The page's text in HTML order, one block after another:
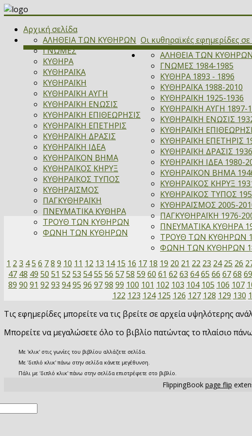
Αρχική σελίδα
Οι κυθηραϊκές εφημερίδες
ΑΛΗΘΕΙΑ ΤΩΝ ΚΥΘΗΡΩΝ
ΓΝΩΜΕΣ
ΚΥΘΗΡΑ
ΚΥΘΗΡΑΪΚΑ
ΚΥΘΗΡΑΪΚΗ
ΚΥΘΗΡΑΪΚΗ ΑΥΓΗ
ΚΥΘΗΡΑΪΚΗ ΕΝΩΣΙΣ
ΚΥΘΗΡΑΪΚΗ ΕΠΙΘΕΩΡΗΣΙΣ
ΚΥΘΗΡΑΪΚΗ ΕΠΕΤΗΡΙΣ
ΚΥΘΗΡΑΪΚΗ ΔΡΑΣΙΣ
ΚΥΘΗΡΑΪΚΗ ΙΔΕΑ
ΚΥΘΗΡΑΪΚΟΝ ΒΗΜΑ
ΚΥΘΗΡΑΪΚΟΣ ΚΗΡΥΞ
ΚΥΘΗΡΑΪΚΟΣ ΤΥΠΟΣ
ΚΥΘΗΡΑΪΣΜΟΣ
ΠΑΓΚΥΘΗΡΑΪΚΗ
ΠΝΕΥΜΑΤΙΚΑ ΚΥΘΗΡΑ
ΤΡΟΥΘ ΤΩΝ ΚΥΘΗΡΩΝ
ΦΩΝΗ ΤΩΝ ΚΥΘΗΡΩΝ
ΑΛΗΘΕΙΑ ΤΩΝ ΚΥΘΗΡΩΝ
ΓΝΩΜΕΣ 1984-1985
ΚΥΘΗΡΑ 1893 - 1896
ΚΥΘΗΡΑΪΚΑ 1988-2010
ΚΥΘΗΡΑΪΚΗ 1925-1936
ΚΥΘΗΡΑΪΚΗ ΑΥΓΗ 1897-
ΚΥΘΗΡΑΪΚΗ ΕΝΩΣΙΣ
ΚΥΘΗΡΑΪΚΗ
ΚΥΘΗΡΑΪΚΗ ΕΠΕΤΗΡΙΣ
ΚΥΘΗΡΑΪΚΗ ΔΡΑΣΙΣ
ΚΥΘΗΡΑΪΚΗ ΙΔΕΑ 1980-
ΚΥΘΗΡΑΪΚΟΝ ΒΗΜΑ
ΚΥΘΗΡΑΪΚΟΣ ΚΗΡΥΞ
ΚΥΘΗΡΑΪΚΟΣ ΤΥΠΟΣ
ΚΥΘΗΡΑΪΣΜΟΣ 2005-
ΠΑΓΚΥΘΗΡΑΪΚΗ 1976-
ΠΝΕΥΜΑΤΙΚΑ ΚΥΘΗΡΑ
ΤΡΟΥΘ ΤΩΝ ΚΥΘΗΡΩΝ
ΦΩΝΗ ΤΩΝ ΚΥΘΗΡΩΝ
1 2 3 45 6 78 9 10 11 12 13 14 15 16 17 18 19 20 21 22 23 24 25 26
47 48 49 50 51 52 53 5455 56 5758 59 60 61 62 63 6465 66 6768 69
89 90 91 92 93 9495 96 9798 99 100 101 102 103 104 105 106 107
122 123 124 125 126 127 128 129 130
Τις εφημερίδες μπορείτε να τις βρείτε σε αρχεία υψηλότερης
Μπορείτε να μεγαλώσετε όλο το βιβλίο πατώντας το πλαίσιο
Με 'κλικ' στις γωνίες του βιβλίου αλλάζετε σελίδα.
Με 'διπλό κλικ' πάνω στην σελίδα κάνετε μεγέθυνση.
Πάλι με 'διπλό κλικ' πάνω στην σελίδα επιστρέφετε στο βιβλίο.
FlippingBook page flip